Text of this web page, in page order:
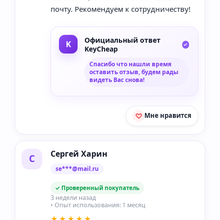
почту. Рекомендуем к сотрудничеству!
Официальный ответ
KeyCheap
Спасибо что нашли время
оставить отзыв, будем рады
видеть Вас снова!
Мне нравится
С Сергей Харин
se***@mail.ru
✓ Проверенный покупатель
3 недели назад
• Опыт использования: 1 месяц